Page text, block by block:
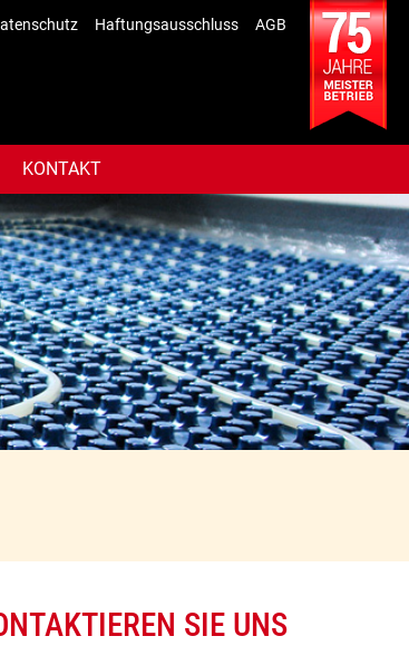
Haftungsausschluss AGB
KONTAKT
SIE UNS